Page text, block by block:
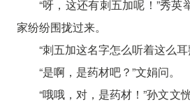
“呀，这还有刺五加呢！”秀英
家纷纷围拢过来。
“刺五加这名字怎么听着这么耳
“是啊，是药材吧？”文娟问。
“哦哦，对，是药材！”孙文文